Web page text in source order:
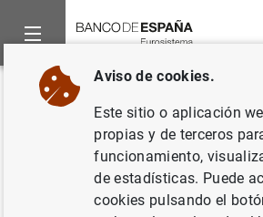
Inicio Noticias y eventos
Volver
Nota de Sareb:
sus recursos
suscripción de la
Aviso de cookies.
Este sitio o aplicación
propias y de terceros
funcionamiento,
de estadísticas. Puede
cookies pulsando el